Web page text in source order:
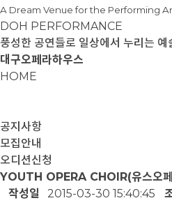
A Dream Venue for the Performing
DOH PERFORMANCE
풍성한 공연들로 일상에서 누리는 예
대구오페라하우스
HOME
공지사항
모집안내
오디션신청
YOUTH OPERA CHOIR(유스오페
작성일
2015-03-30 15:40:45